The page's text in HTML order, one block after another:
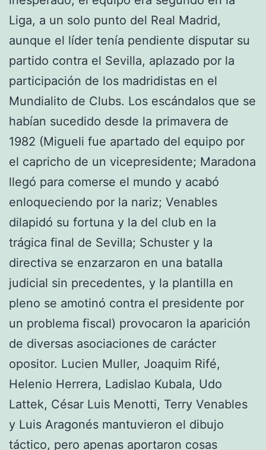
Liga, a un solo punto del Real Madrid,
aunque el líder tenía pendiente disputar su
partido contra el Sevilla, aplazado por la
participación de los madridistas en el
Mundialito de Clubs. Los escándalos que se
habían sucedido desde la primavera de
1982 (Migueli fue apartado del equipo por
el capricho de un vicepresidente; Maradona
llegó para comerse el mundo y acabó
enloqueciendo por la nariz; Venables
dilapidó su fortuna y la del club en la
trágica final de Sevilla; Schuster y la
directiva se enzarzaron en una batalla
judicial sin precedentes, y la plantilla en
pleno se amotinó contra el presidente por
un problema fiscal) provocaron la aparición
de diversas asociaciones de carácter
opositor. Lucien Muller, Joaquim Rifé,
Helenio Herrera, Ladislao Kubala, Udo
Lattek, César Luis Menotti, Terry Venables
y Luis Aragonés mantuvieron el dibujo
táctico, pero apenas aportaron cosas